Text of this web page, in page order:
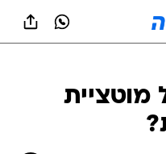
מוטציית